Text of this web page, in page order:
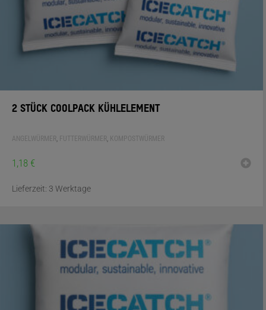
2 STÜCK COOLPACK KÜHLELEMENT
ANGELWÜRMER, FUTTERWÜRMER, KOMPOSTWÜRMER
1,18 €
Lieferzeit: 3 Werktage